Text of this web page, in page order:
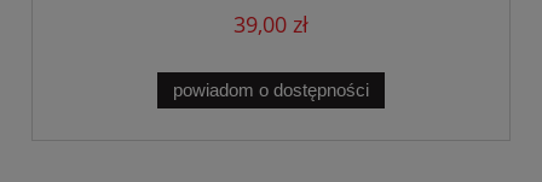
39,00 zł
powiadom o dostępności